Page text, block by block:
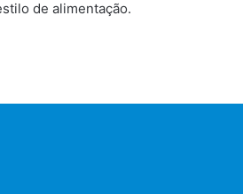
de alimentação.